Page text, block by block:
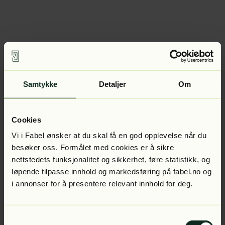
Samtykke Detaljer Om
Cookies
Vi i Fabel ønsker at du skal få en god opplevelse når du
besøker oss. Formålet med cookies er å sikre
nettstedets funksjonalitet og sikkerhet, føre statistikk, og
løpende tilpasse innhold og markedsføring på fabel.no og
i annonser for å presentere relevant innhold for deg.